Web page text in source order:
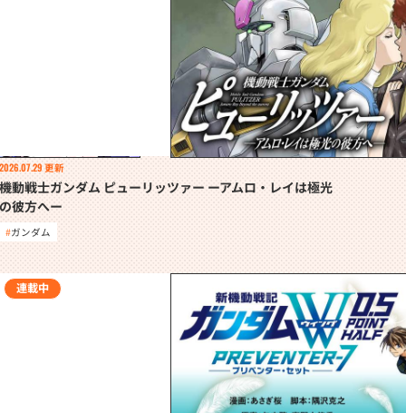
2026.07.29 更新
機動戦士ガンダム ピューリッツァー ーアムロ・レイは極光
の彼方へー
ガンダム
連載中